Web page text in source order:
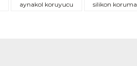
aynakol koruyucu silikon koruma